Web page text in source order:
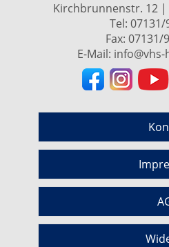
Kirchbrunnenstr. 12 |
Tel: 07131/
Fax: 07131/
E-Mail: